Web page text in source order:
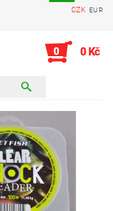
CZK EUR
0 0 Kč